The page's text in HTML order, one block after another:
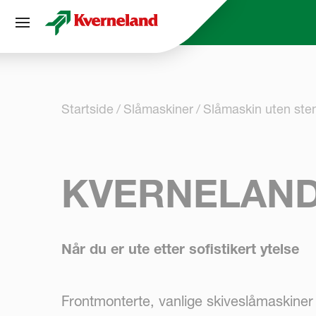
Startside Slåmaskiner Slåmaskin uten
Når du er ute etter sofistikert ytelse
Frontmonterte, vanlige skiveslåmaskiner
Panel for informasjonskapsler